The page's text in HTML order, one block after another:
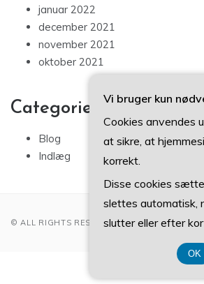
januar 2022
december 2021
november 2021
oktober 2021
Categories
Blog
Indlæg
© ALL RIGHTS RESERVED 2022
Vi bruger kun
Cookies anvendes
at sikre, at
korrekt.
Disse cookies
slettes automatisk,
slutter eller efter
OK